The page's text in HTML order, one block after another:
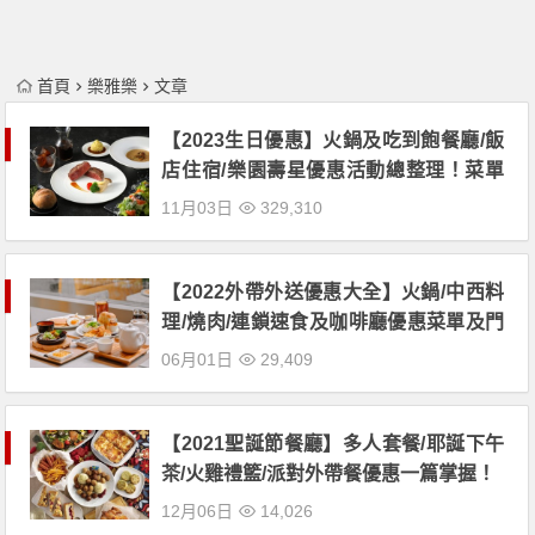
首頁 樂雅樂 文章
【2023生日優惠】火鍋及吃到飽餐廳/飯
店住宿/樂園壽星優惠活動總整理！菜單
及門市地點一起看
11月03日 329,310
【2022外帶外送優惠大全】火鍋/中西料
理/燒肉/連鎖速食及咖啡廳優惠菜單及門
市一次看
06月01日 29,409
【2021聖誕節餐廳】多人套餐/耶誕下午
茶/火雞禮籃/派對外帶餐優惠一篇掌握！
12月06日 14,026